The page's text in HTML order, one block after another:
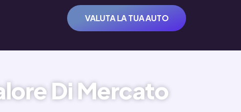
VALUTA LA TUA AUTO
Di Mercato